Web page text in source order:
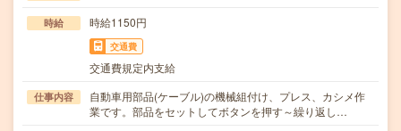
時給 時給1150円
交通費
交通費規定内支給
仕事内容
自動車用部品(ケーブル)の機械組付け、プレス、カシメ作
業です。部品をセットしてボタンを押す～繰り返し…